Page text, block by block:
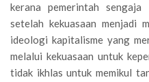
kerana pemerintah
setelah kekuasaan menjadi
ideologi kapitalisme yang
melalui kekuasaan untuk
tidak ikhlas untuk memikul